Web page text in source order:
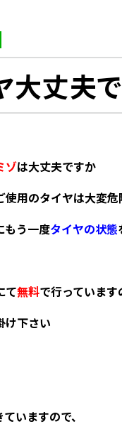
大丈夫で
ゾは大丈夫ですか
用のタイヤは大変危
もう一度タイヤの状態
て無料で行っています
け下さい
いますので、